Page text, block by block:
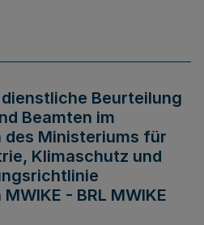
Beurteilung
Beamten im
Ministeriums für
Klimaschutz und
- BRL MWIKE